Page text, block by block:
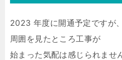
2023 年度に開通予定ですが、
周囲を見たところ工事が
始まった気配は感じられませ